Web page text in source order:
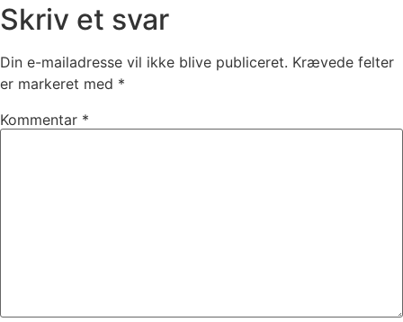
Skriv et svar
Din e-mailadresse vil ikke blive publiceret. Krævede felter
er markeret med *
Kommentar *